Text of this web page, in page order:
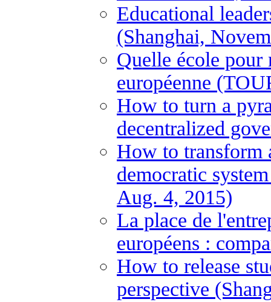
Educational
(Shanghai,
Quelle école pour
européenne
How to turn a
decentralized
How to transform
democratic
Aug. 4, 2015)
La place de
européens :
How to release
perspective